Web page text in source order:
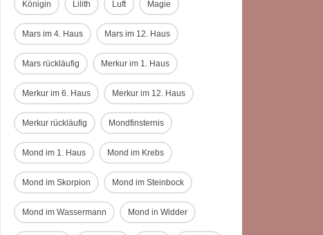
Königin Lilith Luft Magie
Mars im 4. Haus Mars im 12. Haus
Mars rückläufig Merkur im 1. Haus
Merkur im 6. Haus Merkur im 12. Haus
Merkur rückläufig Mondfinsternis
Mond im 1. Haus Mond im Krebs
Mond im Skorpion Mond im Steinbock
Mond im Wassermann Mond in Widder